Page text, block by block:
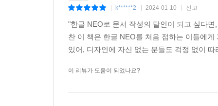
k******2 2024-01-10 신고
"한글 NEO로 문서 작성의 달인이 되고 싶다
찬 이 책은 한글 NEO를 처음 접하는 이들에
있어, 디자인에 자신 없는 분들도 걱정 없이
이 리뷰가 도움이 되었나요?